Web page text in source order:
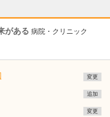
がある 病院・クリニック
変更
追加
変更